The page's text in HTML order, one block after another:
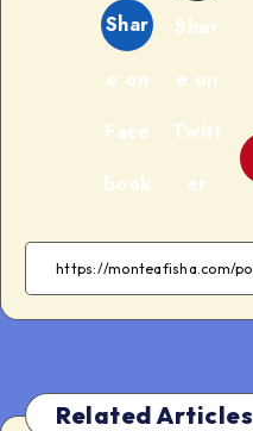
Shar
e on
Face
book
Shar
e on
Twitt
er
Related Articles